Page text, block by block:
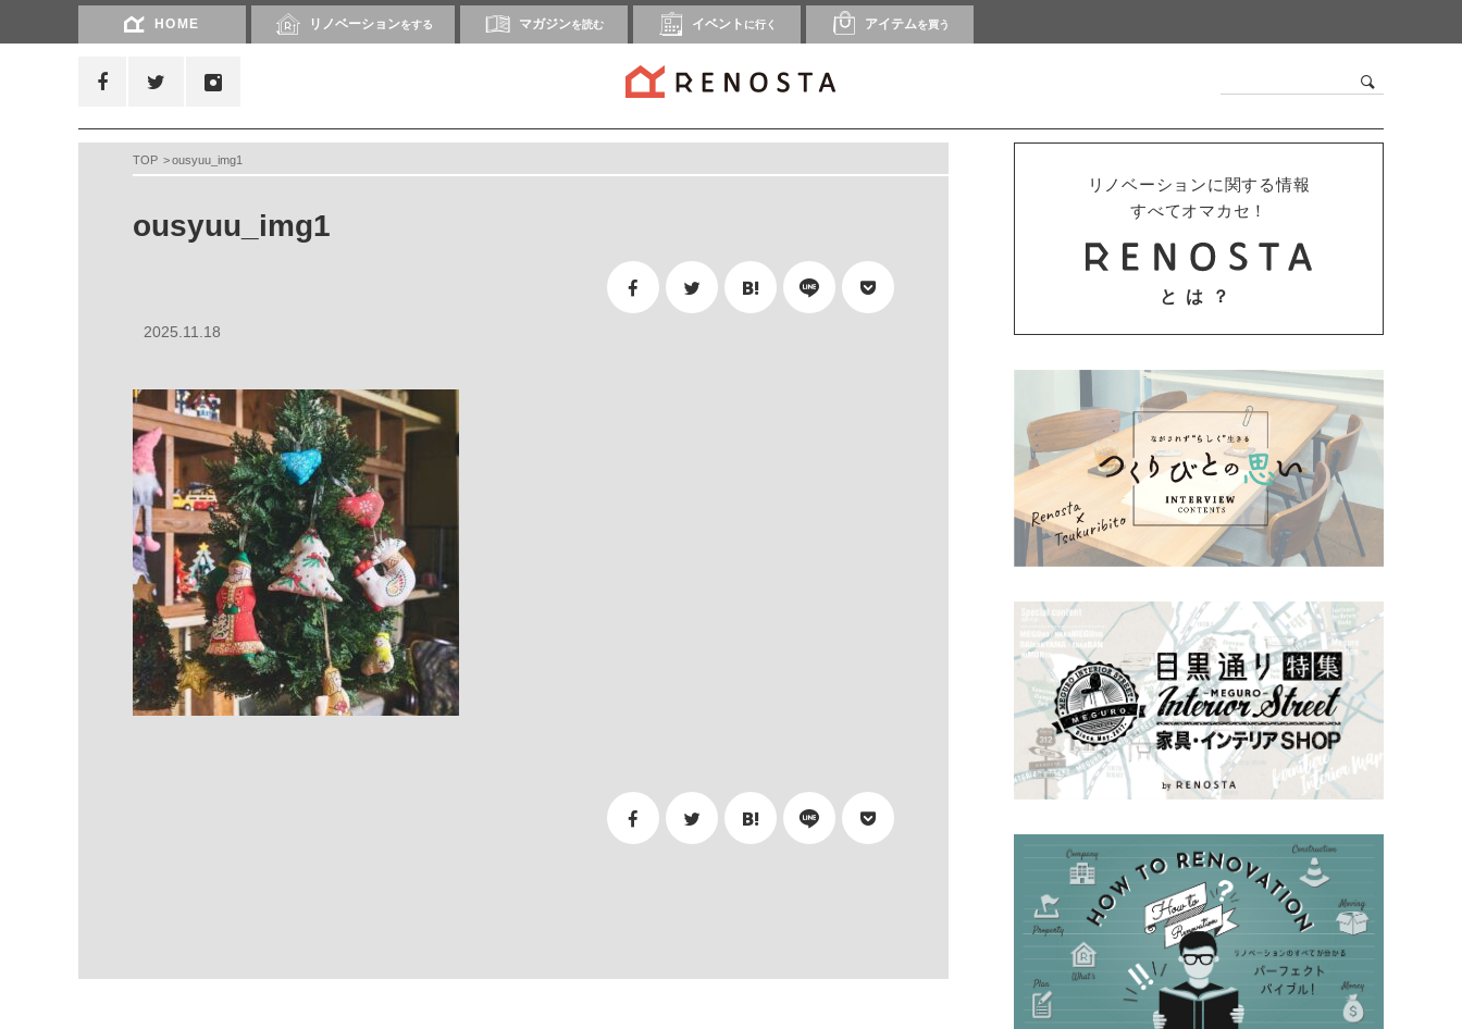
HOME リノベーションをする マガジンを読む イベント に行く アイテムを買う
TOP ousyuu_img1
ousyuu_img1
2025.11.18
リノベーションに関する情報
すべてオマカセ！
とは？